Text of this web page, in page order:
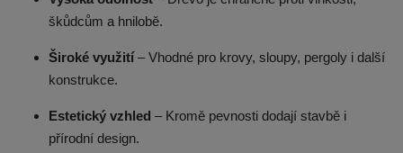
škůdcům a hnilobě.
Široké využití– Vhodné pro krovy, sloupy, pergoly i další
konstrukce.
Estetický vzhled – Kromě pevnosti dodají stavbě i
přírodní design.